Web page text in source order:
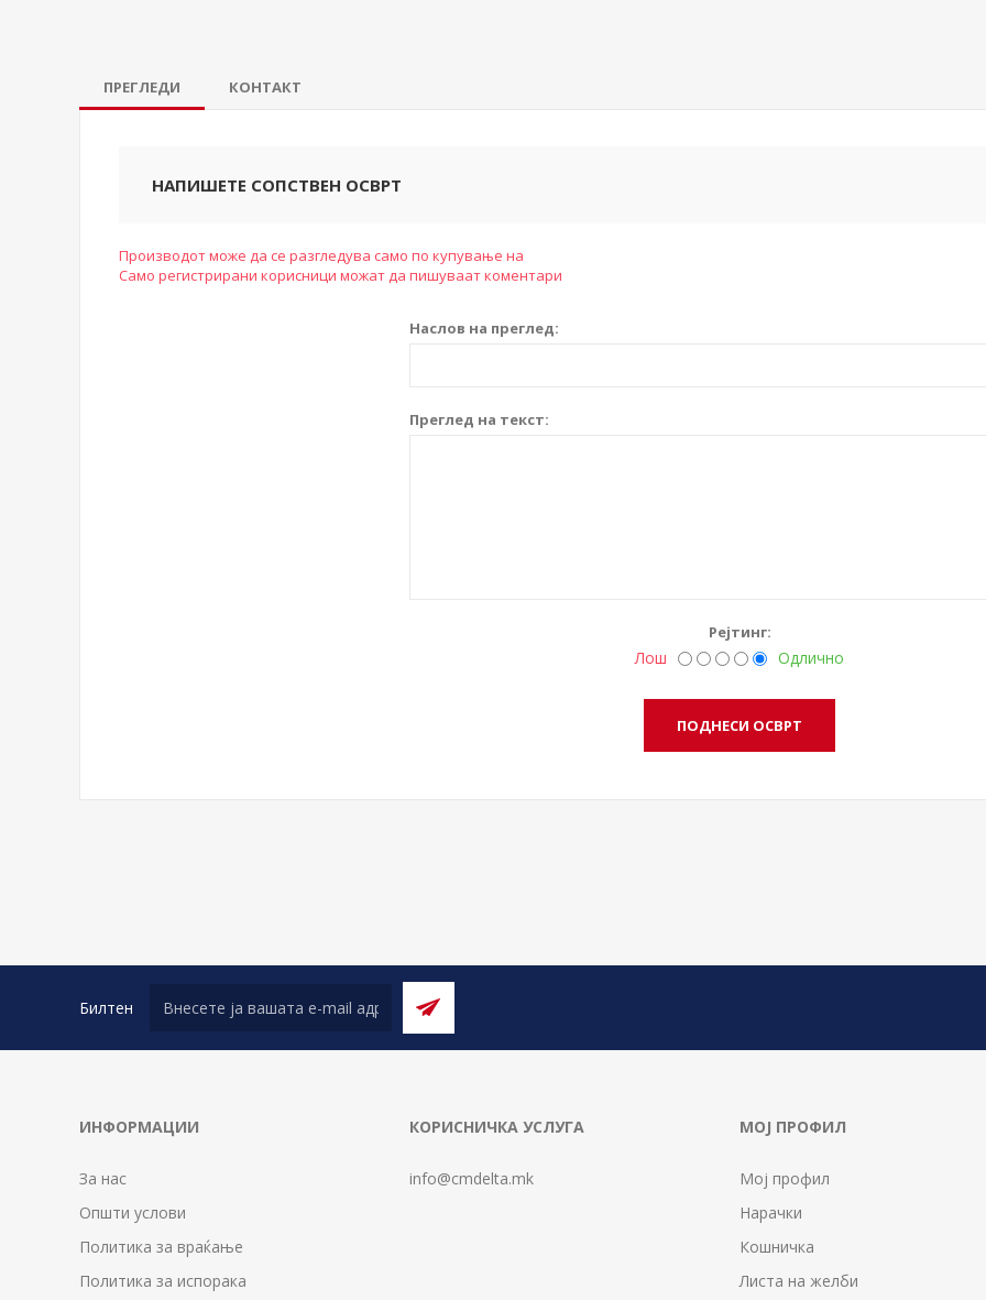
ПРЕГЛЕДИ КОНТАКТ
НАПИШЕТЕ СОПСТВЕН ОСВРТ
Производот може да се разгледува само по купување на
Само регистрирани корисници можат да пишуваат коментари
Наслов на преглед:
Преглед на текст:
Рејтинг:
Лош Одлично
Билтен
ИНФОРМАЦИИ
За нас
Општи услови
Политика за враќање
Политика за испорака
КОРИСНИЧКА УСЛУГА
info@cmdelta.mk
МОЈ ПРОФИЛ
Мој профил
Нарачки
Кошничка
Листа на желби